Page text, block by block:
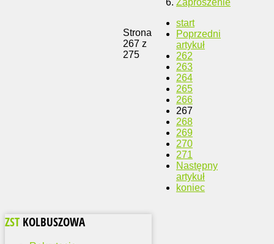
Strona
267 z
275
start
Poprzedni
artykuł
262
263
264
265
266
267
268
269
270
271
Następny
artykuł
koniec
ZST KOLBUSZOWA